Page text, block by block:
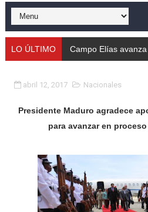
Mérida fortalece su reserva
Gobernación de Mérida
Gobierno bolivariano
Hospital universitario
Instituto Nacional de
LO ÚLTIMO Campo Elías
abril 12, 2017 Nacionales
Presidente Maduro agradece
para avanzar en